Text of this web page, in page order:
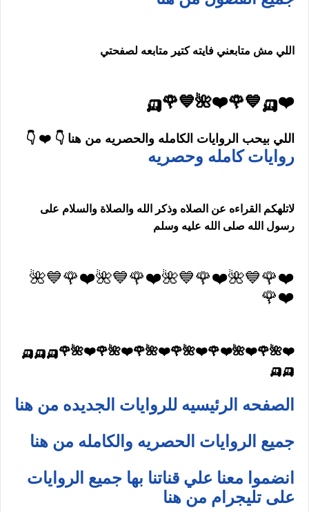
اللي مش متابعني فايته كتير متابعه لصفحتي
❤️🛺💙🌹❤️🌺💙🌹🛺
اللي بيحب الروايات الكامله والحصريه من هنا 👇 ❤️ 👇
روايات كامله وحصريه
لاتلهكم القراءه عن الصلاه وذكر الله والصلاة والسلام على
رسول الله صلى الله عليه وسلم
❤️🌹💙🌺❤️🌹💙🌺❤️🌹💙🌺❤️🌹💙🌺
❤️🌹
❤️🌺🌹❤️🌺❤️🌹❤️🌺🌹❤️🌺🌹❤️🌺🌹❤️🌺🌹🛺🛺🛺
🛺🛺
الصفحه الرئيسيه للروايات الجديده من هنا
جميع الروايات الحصريه والكامله من هنا
انضموا معنا علي قناتنا بها جميع الروايات
على تليجرام من هنا